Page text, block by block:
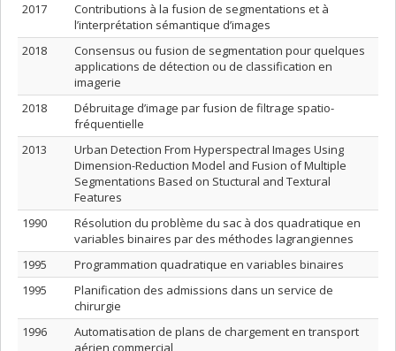
2017
Contributions à la fusion de segmentations et à
l’interprétation sémantique d’images
2018
Consensus ou fusion de segmentation pour quelques
applications de détection ou de classification en
imagerie
2018
Débruitage d’image par fusion de filtrage spatio-
fréquentielle
2013
Urban Detection From Hyperspectral Images Using
Dimension-Reduction Model and Fusion of Multiple
Segmentations Based on Stuctural and Textural
Features
1990
Résolution du problème du sac à dos quadratique en
variables binaires par des méthodes lagrangiennes
1995
Programmation quadratique en variables binaires
1995
Planification des admissions dans un service de
chirurgie
1996
Automatisation de plans de chargement en transport
aérien commercial